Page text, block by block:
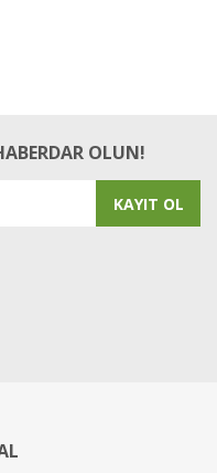
OLUN!
KAYIT OL